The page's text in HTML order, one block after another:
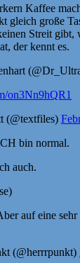
Kaffee
gleich große
Streit gibt,
der kennt es.
on3Nn9hQR1
(@textfiles)
bin normal.
auch.
auf eine
(@herrrpunkt)